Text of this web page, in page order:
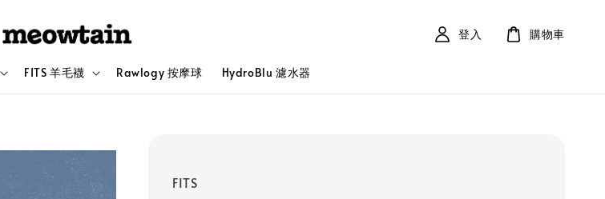
FITS 羊毛襪 Rawlogy 按摩球 HydroBlu 濾水器
登入 購物車
FITS